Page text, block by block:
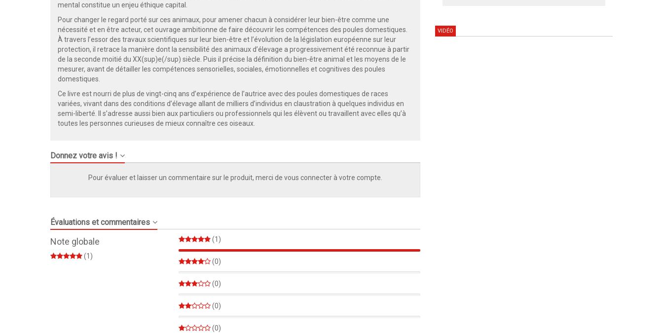
mental constitue un enjeu éthique capital.
Pour changer le regard porté sur ces animaux, pour amener chacun à considérer leur bien-être comme une
nécessité et en être acteur, cet ouvrage ambitionne de faire découvrir les compétences des poules domestiques.
À travers l’essor des travaux scientifiques sur leur bien-être et l’évolution de la législation européenne sur leur
protection, il retrace la manière dont la sensibilité des animaux d’élevage a progressivement été reconnue à partir
de la seconde moitié du XX(sup)e(/sup) siècle. Puis il précise la définition du bien-être animal et les moyens de le
mesurer, avant de détailler les compétences sensorielles, sociales, émotionnelles et cognitives des poules
domestiques.
Ce livre est nourri de plus de vingt-cinq ans d’expérience de l’autrice avec des poules domestiques de races
variées, vivant dans des conditions d’élevage allant de milliers d’individus en claustration à quelques individus en
semi-liberté. Il s’adresse aussi bien aux particuliers ou professionnels qui les élèvent ou travaillent avec elles qu’à
toutes les personnes curieuses de mieux connaître ces oiseaux.
Donnez votre avis !
Pour évaluer et laisser un commentaire sur le produit, merci de vous connecter à votre compte.
Évaluations et commentaires
Note globale
(1)
(1)
100%
(0)
(0)
(0)
(0)
VIDÉO